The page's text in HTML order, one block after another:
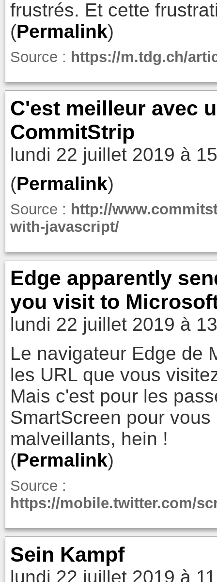
frustrés. Et cette
(Permalink)
Source : https://m.tdg.ch/
C'est meilleur avec
CommitStrip
lundi 22 juillet 2019 à
(Permalink)
Source : http://
with-javascript/
Edge apparently
you visit to
lundi 22 juillet 2019 à
Le navigateur Edge de
les URL que vous
Mais c'est pour les
SmartScreen pour
malveillants, hein !
(Permalink)
Source :
https://mobile.twitter.com/
Sein Kampf
lundi 22 juillet 2019 à